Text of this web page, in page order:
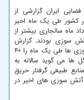
فضایی ایران گزارشی از
طی یک ماه اخیر
ماه سالجاری بیشتر از
سوزی بودند. گزارش
سازمان فضایی ایران در حالی وسعت آتش سوزی ها طی یک ماه را ۴۰
ها می گوید سالانه به
های منابع طبیعی گرفتار حریق
آتش سوزی های اخیر در